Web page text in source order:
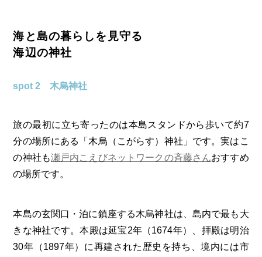
海と島の暮らしを見守る
海辺の神社
spot 2 木烏神社
旅の最初に立ち寄ったのは本島スタンドから歩いて約7
分の場所にある「木烏（こがらす）神社」です。実はこ
の神社も瀬戸内こえびネットワークの斉藤さんおすすめ
の場所です。
本島の玄関口・泊に鎮座する木烏神社は、島内で最も大
きな神社です。本殿は延宝2年（1674年）、拝殿は明治
30年（1897年）に再建された歴史を持ち、境内には市